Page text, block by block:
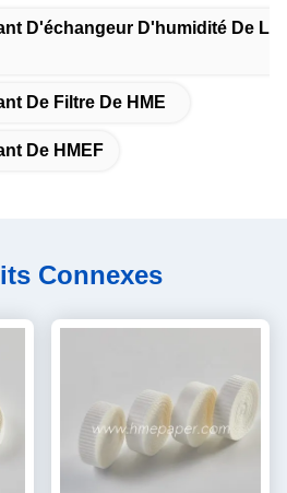
D'échangeur D'humidité De La
De Filtre De HME
De HMEF
Connexes